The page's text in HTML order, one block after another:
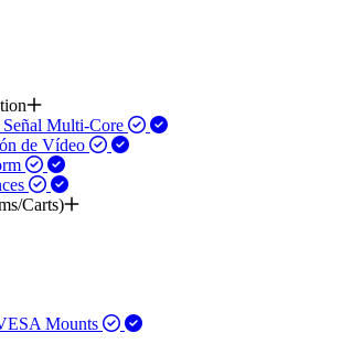
Multi-Core
de Vídeo
Carts)
Mounts